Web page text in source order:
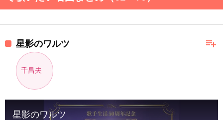
playlist_add
星影のワルツ
千昌夫
星影のワルツ